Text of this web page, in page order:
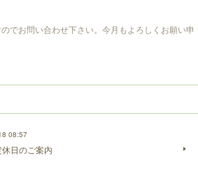
でお問い合わせ下さい。今月もよろしくお願い申
08:57
休日のご案内